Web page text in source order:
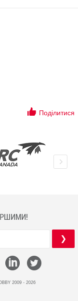
Поділитися
2009 - 2026